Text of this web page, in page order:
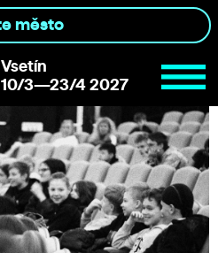
Vsetín
10/3—23/4 2027